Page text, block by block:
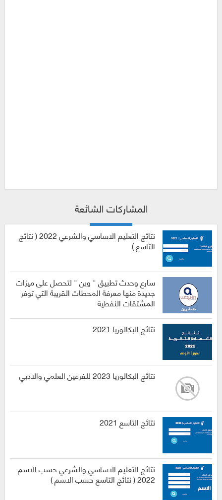
المشاركات الشائعة
نتائج التعليم الاساسي والشرعي 2022 ( نتائج
التاسع )
سارع وحدث تطبيق " وين " لتحصل على ميزات
جديدة منها معرفة المحطات القريبة التي توفر
المشتقات النفطية
نتائج البكالوريا 2021
نتائج البكالوريا 2023 للفرعين العلمي والادبي
نتائج التاسع 2021
نتائج التعليم الاساسي والشرعي حسب الاسم
2022 ( نتائج التاسع حسب الاسم )